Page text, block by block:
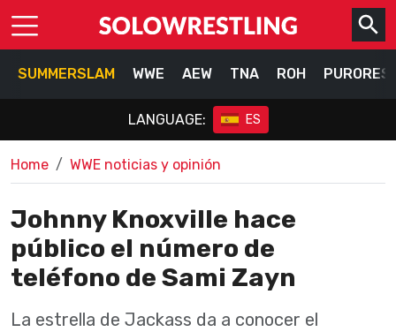
SUMMERSLAM WWE AEW TNA ROH
LANGUAGE: ES
Home WWE noticias y opinión
Johnny Knoxville hace
público el número de
teléfono de Sami Zayn
La estrella de Jackass da a conocer el